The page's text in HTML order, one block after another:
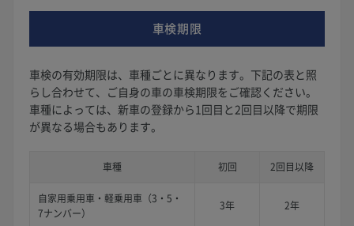
車検期限
車検の有効期限は、車種ごとに異なります。下記の表と照
らし合わせて、ご自身の車の車検期限をご確認ください。
車種によっては、新車の登録から1回目と2回目以降で期限
が異なる場合もあります。
車種 初回 2回目以降
自家用乗用車・軽乗用車（3・5・
7ナンバー）
3年 2年